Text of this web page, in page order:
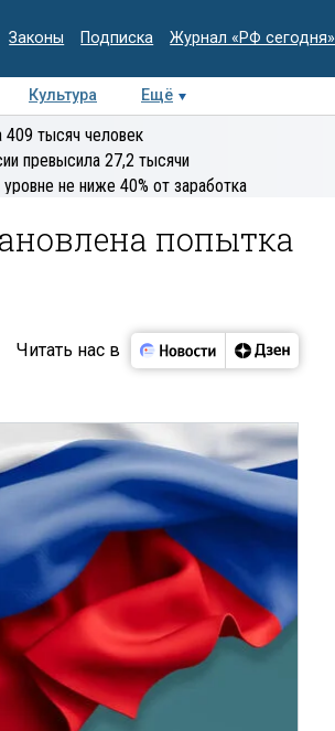
Законы Подписка Журнал «РФ сегодня»
Культура Ещё
Колумнисты
тысяч человек
превысила 27,2 тысячи
не ниже 40% от заработка
попытка
Читать нас в